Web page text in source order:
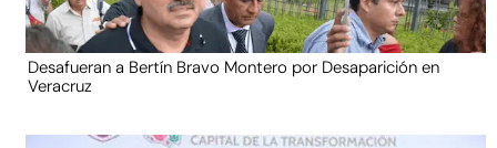
Desafueran a Bertín Bravo Montero por Desaparición en
Veracruz